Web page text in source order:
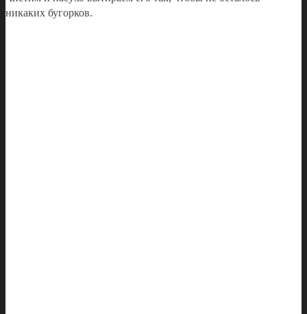
никаких бугорков.